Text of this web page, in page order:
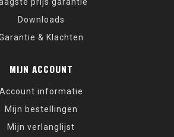
Downloads
& Klachten
MIJN ACCOUNT
Account informatie
Mijn bestellingen
Mijn verlanglijst